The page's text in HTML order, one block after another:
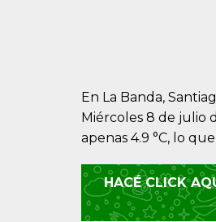
En La Banda,
Miércoles 8 de julio
apenas 4.9 °C, lo
HACÉ CLICK